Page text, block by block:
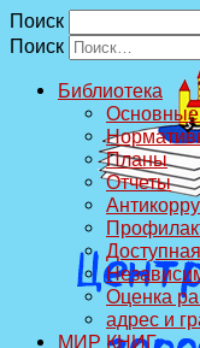
Поиск
Поиск
Библиотека
Планы
Отчеты
Оценка
адрес и
МИР КНИГ